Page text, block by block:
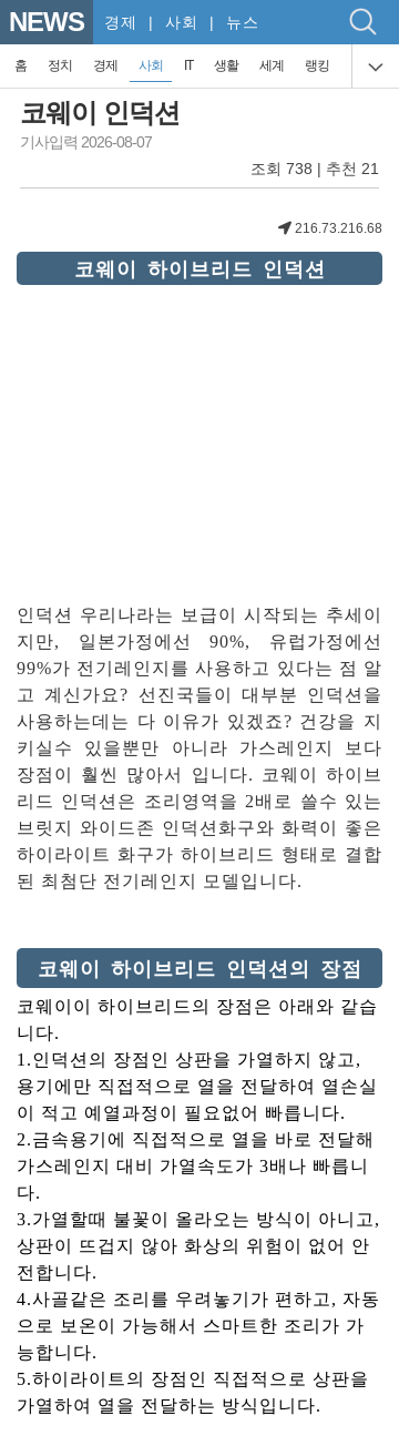
NEWS 경제 | 사회 | 뉴스
홈 정치 경제 사회 IT 생활 세계 랭킹
코웨이 인덕션
기사입력 2026-08-07
조회 738 | 추천 21
216.73.216.68
코웨이 하이브리드 인덕션
인덕션 우리나라는 보급이 시작되는 추세이
지만, 일본가정에선 90%, 유럽가정에선
99%가 전기레인지를 사용하고 있다는 점 알
고 계신가요? 선진국들이 대부분 인덕션을
사용하는데는 다 이유가 있겠죠? 건강을 지
키실수 있을뿐만 아니라 가스레인지 보다
장점이 훨씬 많아서 입니다. 코웨이 하이브
리드 인덕션은 조리영역을 2배로 쓸수 있는
브릿지 와이드존 인덕션화구와 화력이 좋은
하이라이트 화구가 하이브리드 형태로 결합
된 최첨단 전기레인지 모델입니다.
코웨이 하이브리드 인덕션의 장점
코웨이이 하이브리드의 장점은 아래와 같습
니다.
1.인덕션의 장점인 상판을 가열하지 않고,
용기에만 직접적으로 열을 전달하여 열손실
이 적고 예열과정이 필요없어 빠릅니다.
2.금속용기에 직접적으로 열을 바로 전달해
가스레인지 대비 가열속도가 3배나 빠릅니
다.
3.가열할때 불꽃이 올라오는 방식이 아니고,
상판이 뜨겁지 않아 화상의 위험이 없어 안
전합니다.
4.사골같은 조리를 우려놓기가 편하고, 자동
으로 보온이 가능해서 스마트한 조리가 가
능합니다.
5.하이라이트의 장점인 직접적으로 상판을
가열하여 열을 전달하는 방식입니다.